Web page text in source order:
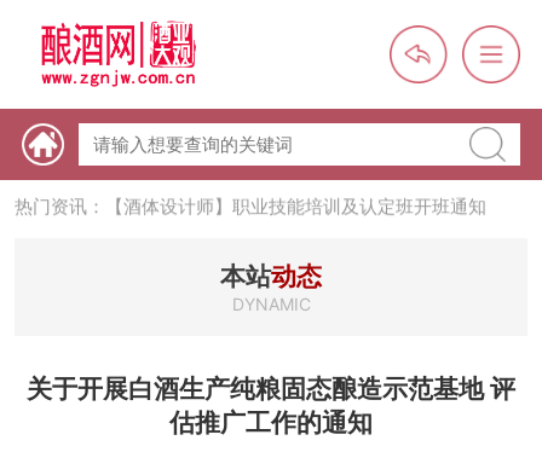
热门资讯：【酒体设计师】职业技能培训及认定班开班通知
热门资讯：未来，传统酒类经销商群体会消失吗？
热门资讯：首批28个酒品牌入选中国消费名品，不仅仅是荣誉那
么简单
热门资讯：名酒之光：共话荣耀背后的价值与使命
本站动态
DYNAMIC
关于开展白酒生产纯粮固态酿造示范基地 评
估推广工作的通知